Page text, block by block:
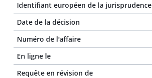
Identifiant européen de la jurisprudence
Date de la décision
Numéro de l'affaire
En ligne le
Requête en révision de